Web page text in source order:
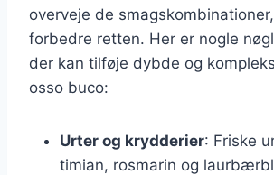
overveje de
forbedre retten. Her er nogle
der kan tilføje dybde og
osso buco:
Urter og krydderier: Friske
timian, rosmarin og